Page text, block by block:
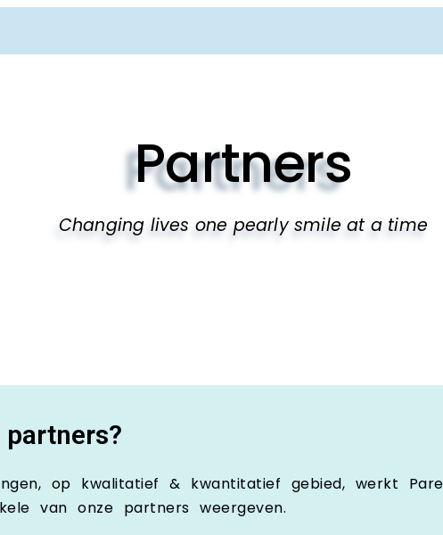
Partners
Changing lives one pearly smile at a time
partners?
op kwalitatief & kwantitatief gebied, werkt
van onze partners weergeven.